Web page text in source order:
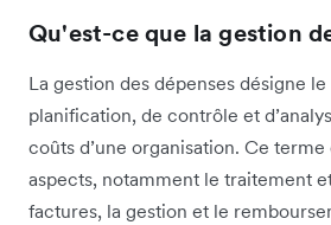
Qu'est-ce que la gestion
La gestion des dépenses désigne
planification, de contrôle et
coûts d’une organisation. Ce
aspects, notamment le traitement
factures, la gestion et le